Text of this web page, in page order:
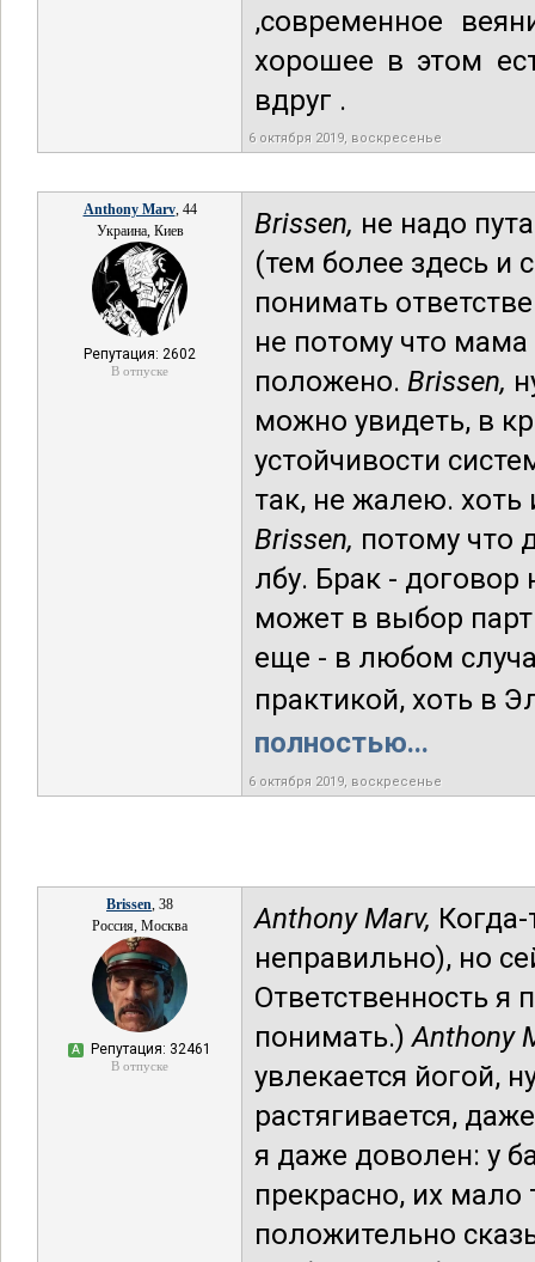
,современное
хорошее в этом
вдруг .
6 октября 2019, воскресенье
Anthony Marv, 44
Украина, Киев
Репутация: 2602
В отпуске
Brissen, не надо
(тем более здесь и
понимать
не потому что
положено. Brissen,
можно увидеть, в
устойчивости
так, не жалею. хоть
Brissen, потому что
лбу. Брак -
может в выбор
еще - в любом
практикой, хоть в
полностью...
6 октября 2019, воскресенье
Brissen, 38
Россия, Москва
А Репутация: 32461
В отпуске
Anthony Marv, Когда-
неправильно), но
Ответственность я
понимать.)Anthony
увлекается йогой,
растягивается,
я даже доволен: у
прекрасно, их мало
положительно